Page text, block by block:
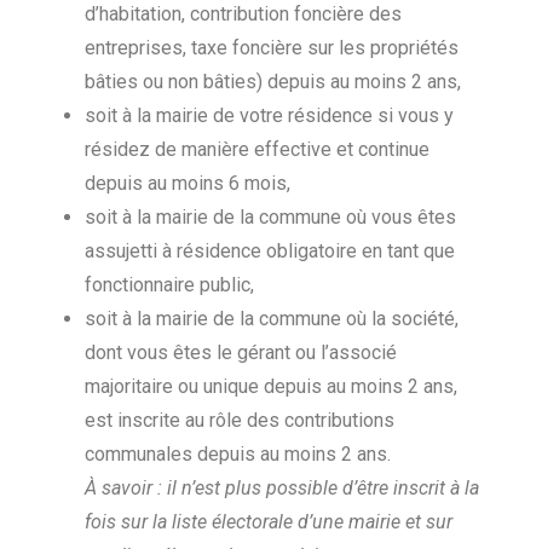
d’habitation, contribution foncière des
entreprises, taxe foncière sur les propriétés
bâties ou non bâties) depuis au moins 2 ans,
soit à la mairie de votre résidence si vous y
résidez de manière effective et continue
depuis au moins 6 mois,
soit à la mairie de la commune où vous êtes
assujetti à résidence obligatoire en tant que
fonctionnaire public,
soit à la mairie de la commune où la société,
dont vous êtes le gérant ou l’associé
majoritaire ou unique depuis au moins 2 ans,
est inscrite au rôle des contributions
communales depuis au moins 2 ans.
À savoir : il n’est plus possible d’être inscrit à la
fois sur la liste électorale d’une mairie et sur